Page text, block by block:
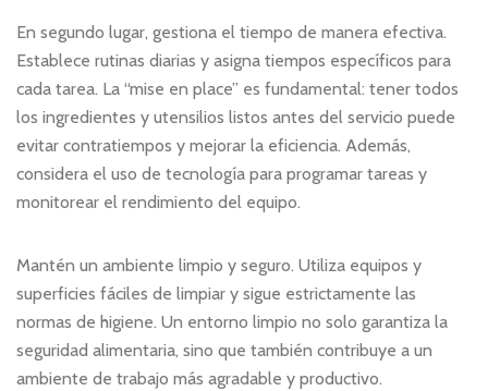
En segundo lugar, gestiona el tiempo de manera efectiva.
Establece rutinas diarias y asigna tiempos específicos para
cada tarea. La “mise en place” es fundamental: tener todos
los ingredientes y utensilios listos antes del servicio puede
evitar contratiempos y mejorar la eficiencia. Además,
considera el uso de tecnología para programar tareas y
monitorear el rendimiento del equipo.
Mantén un ambiente limpio y seguro. Utiliza equipos y
superficies fáciles de limpiar y sigue estrictamente las
normas de higiene. Un entorno limpio no solo garantiza la
seguridad alimentaria, sino que también contribuye a un
ambiente de trabajo más agradable y productivo.